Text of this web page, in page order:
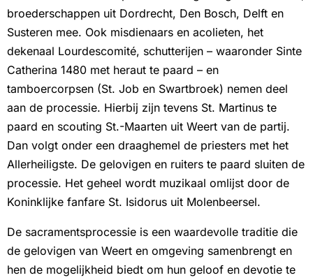
broederschappen uit Dordrecht, Den Bosch, Delft en
Susteren mee. Ook misdienaars en acolieten, het
dekenaal Lourdescomité, schutterijen – waaronder Sinte
Catherina 1480 met heraut te paard – en
tamboercorpsen (St. Job en Swartbroek) nemen deel
aan de processie. Hierbij zijn tevens St. Martinus te
paard en scouting St.-Maarten uit Weert van de partij.
Dan volgt onder een draaghemel de priesters met het
Allerheiligste. De gelovigen en ruiters te paard sluiten de
processie. Het geheel wordt muzikaal omlijst door de
Koninklijke fanfare St. Isidorus uit Molenbeersel.
De sacramentsprocessie is een waardevolle traditie die
de gelovigen van Weert en omgeving samenbrengt en
hen de mogelijkheid biedt om hun geloof en devotie te